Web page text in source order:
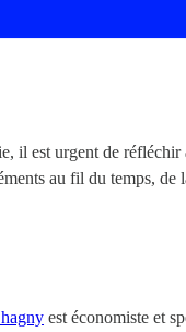
il est urgent de réfléchir
au fil du temps, de
est économiste et